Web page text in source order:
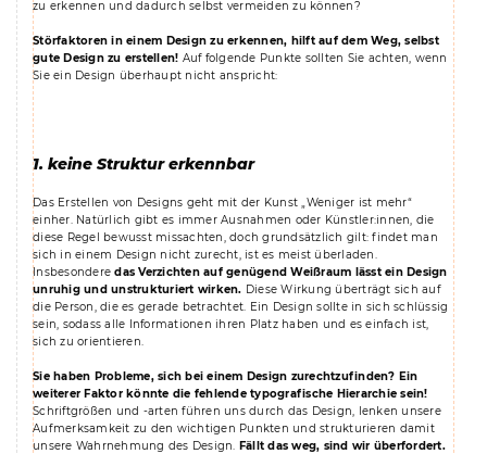
zu erkennen und dadurch selbst vermeiden zu können?
Störfaktoren in einem Design zu erkennen, hilft auf dem Weg, selbst
gute Design zu erstellen! Auf folgende Punkte sollten Sie achten, wenn
Sie ein Design überhaupt nicht anspricht:
1. keine Struktur erkennbar
Das Erstellen von Designs geht mit der Kunst „Weniger ist mehr“
einher. Natürlich gibt es immer Ausnahmen oder Künstler:innen, die
diese Regel bewusst missachten, doch grundsätzlich gilt: findet man
sich in einem Design nicht zurecht, ist es meist überladen.
Insbesonderedas Verzichten auf genügend Weißraum lässt ein Design
unruhig und unstrukturiert wirken. Diese Wirkung überträgt sich auf
die Person, die es gerade betrachtet. Ein Design sollte in sich schlüssig
sein, sodass alle Informationen ihren Platz haben und es einfach ist,
sich zu orientieren.
Sie haben Probleme, sich bei einem Design zurechtzufinden? Ein
weiterer Faktor könnte die fehlende typografische Hierarchie sein!
Schriftgrößen und -arten führen uns durch das Design, lenken unsere
Aufmerksamkeit zu den wichtigen Punkten und strukturieren damit
unsere Wahrnehmung des Design. Fällt das weg, sind wir überfordert.